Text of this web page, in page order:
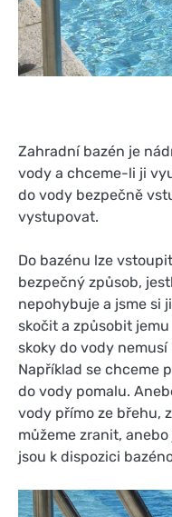
Zahradní bazén je
vody a chceme-li ji
do vody bezpečně
vystupovat.
Do bazénu lze
bezpečný způsob,
nepohybuje a jsme si
skočit a způsobit
skoky do vody
Například se chceme
do vody pomalu.
vody přímo ze břehu,
můžeme zranit,
jsou k dispozici